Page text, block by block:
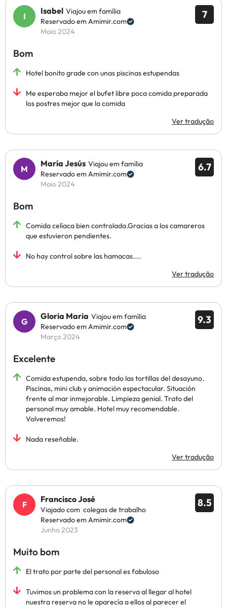
7
Isabel Viajou em família
Reservado em Amimir.com
Maio 2024
Bom
Hotel bonito grade con unas piscinas estupendas
Me esperaba mejor el bufet libre poca comida preparada
los postres mejor que la comida
Ver tradução
6.7
María Jesús Viajou em família
Reservado em Amimir.com
Maio 2024
Bom
Comida celíaca bien controlada.Gracias a los camareros
que estuvieron pendientes.
No hay control sobre las hamacas....
Ver tradução
9.3
Gloria Maria Viajou em família
Reservado em Amimir.com
Março 2024
Excelente
Comida estupenda, sobre todo las tortillas del desayuno.
Piscinas, mini club y animación espectacular. Situación
frente al mar inmejorable. Limpieza genial. Trato del
personal muy amable. Hotel muy recomendable.
Volveremos!
Nada reseñable.
Ver tradução
8.5
Francisco José
Viajado com colegas de trabalho
Reservado em Amimir.com
Junho 2023
Muito bom
El trato por parte del personal es fabuloso
Tuvimos un problema con la reserva al llegar al hotel
nuestra reserva no le aparecía a ellos al parecer el